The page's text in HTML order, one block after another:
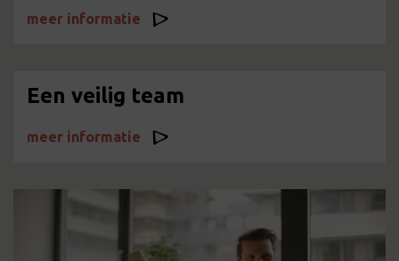
meer informatie
Een veilig team
meer informatie